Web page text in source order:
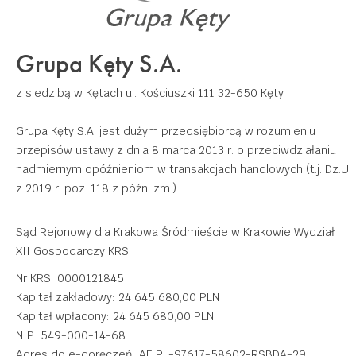
Grupa Kęty S.A.
z siedzibą w Kętach ul. Kościuszki 111 32-650 Kęty
Grupa Kęty S.A. jest dużym przedsiębiorcą w rozumieniu
przepisów ustawy z dnia 8 marca 2013 r. o przeciwdziałaniu
nadmiernym opóźnieniom w transakcjach handlowych (t.j. Dz.U.
z 2019 r. poz. 118 z późn. zm.)
Sąd Rejonowy dla Krakowa Śródmieście w Krakowie Wydział
XII Gospodarczy KRS
Nr KRS: 0000121845
Kapitał zakładowy: 24 645 680,00 PLN
Kapitał wpłacony: 24 645 680,00 PLN
NIP: 549-000-14-68